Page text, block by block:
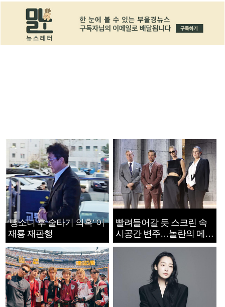
‘뺑소니 후 술타기 의혹’ 이
재룡 재판행
빨려들어갈 듯 스크린 속
시공간 변주…놀란의 메시
지는 ‘전쟁 속죄’